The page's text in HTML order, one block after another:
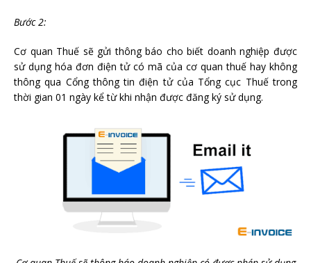
Bước 2:
Cơ quan Thuế sẽ gửi thông báo cho biết doanh nghiệp được
sử dụng hóa đơn điện tử có mã của cơ quan thuế hay không
thông qua Cổng thông tin điện tử của Tổng cục Thuế trong
thời gian 01 ngày kể từ khi nhận được đăng ký sử dụng.